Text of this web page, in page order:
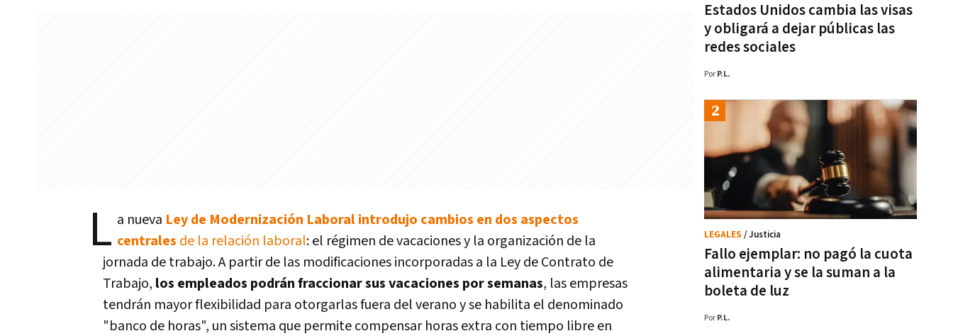
L a nueva Ley de Modernización Laboral introdujo cambios en dos aspectos
centrales de la relación laboral: el régimen de vacaciones y la organización de la
jornada de trabajo. A partir de las modificaciones incorporadas a la Ley de Contrato de
Trabajo, los empleados podrán fraccionar sus vacaciones por semanas, las empresas
tendrán mayor flexibilidad para otorgarlas fuera del verano y se habilita el denominado
"banco de horas", un sistema que permite compensar horas extra con tiempo libre en
Estados Unidos cambia las visas
y obligará a dejar públicas las
redes sociales
Por P.L.
Fallo ejemplar: no pagó la cuota
alimentaria y se la suman a la
boleta de luz
LEGALES / Justicia
Por P.L.